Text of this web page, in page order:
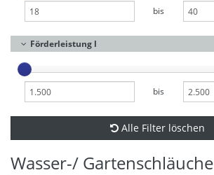
bis
Förderleistung l
bis
Alle Filter löschen
Wasser-/ Gartenschläuche